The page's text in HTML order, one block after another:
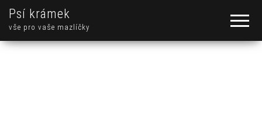
Psí krámek
vše pro vaše mazlíčky